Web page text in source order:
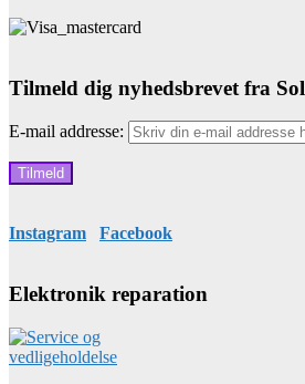
Tilmeld dig nyhedsbrevet fra
E-mail addresse:
Instagram Facebook
Elektronik reparation